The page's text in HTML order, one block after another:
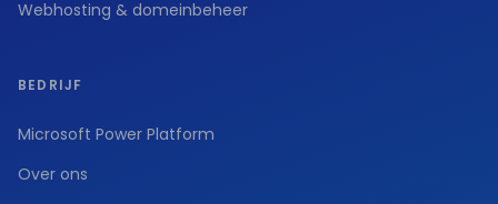
Webhosting & domeinbeheer
BEDRIJF
Microsoft Power Platform
Over ons